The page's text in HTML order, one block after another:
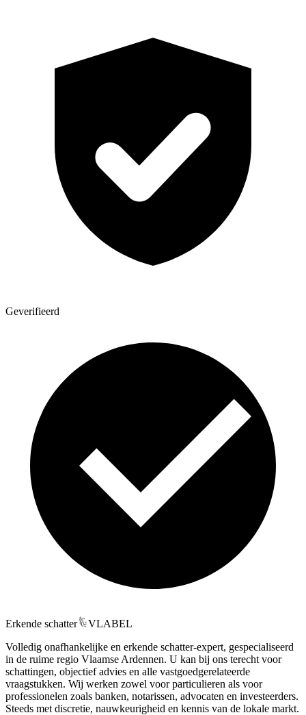
Geverifieerd
Erkende schatter
VLABEL
Volledig onafhankelijke en erkende schatter-expert, gespecialiseerd
in de ruime regio Vlaamse Ardennen. U kan bij ons terecht voor
schattingen, objectief advies en alle vastgoedgerelateerde
vraagstukken. Wij werken zowel voor particulieren als voor
professionelen zoals banken, notarissen, advocaten en investeerders.
Steeds met discretie, nauwkeurigheid en kennis van de lokale markt.